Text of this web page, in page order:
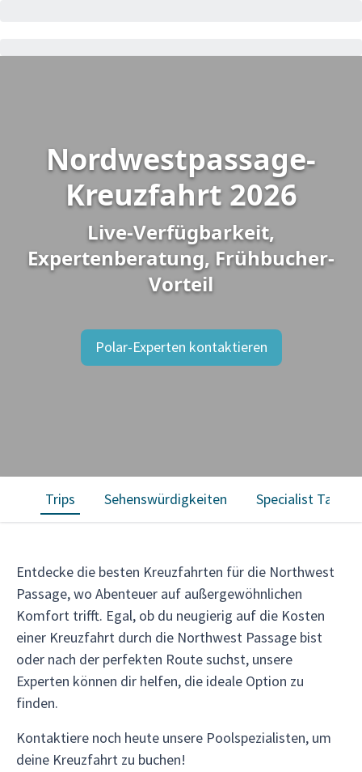
Nordwestpassage-
Kreuzfahrt 2026
Live-Verfügbarkeit,
Expertenberatung, Frühbucher-
Vorteil
Polar-Experten kontaktieren
Trips Sehenswürdigkeiten Specialist Talk
Entdecke die besten Kreuzfahrten für die Northwest
Passage, wo Abenteuer auf außergewöhnlichen
Komfort trifft. Egal, ob du neugierig auf die Kosten
einer Kreuzfahrt durch die Northwest Passage bist
oder nach der perfekten Route suchst, unsere
Experten können dir helfen, die ideale Option zu
finden.
Kontaktiere noch heute unsere Poolspezialisten, um
deine Kreuzfahrt zu buchen!